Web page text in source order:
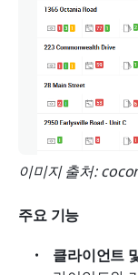
이미지 출처:
주요 기능
클라이언트